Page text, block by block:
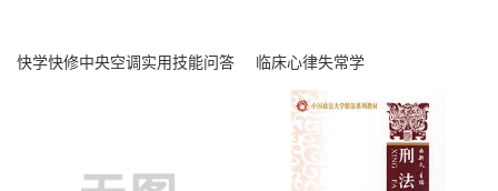
快学快修中央空调实用技能问答 临床心律失常学